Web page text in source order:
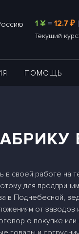
1 ¥ = 12.7 ₽
Текущий курс:
ПОМОЩЬ
своей работе на
для
Поднебесной,
от
о покупке